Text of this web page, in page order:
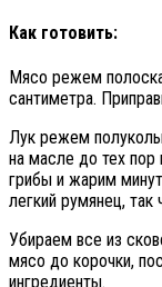
Как готовить:
Мясо режем
сантиметра.
Лук режем
на масле до тех
грибы и жарим
легкий румянец, так
Убираем все из
мясо до корочки,
ингредиенты.